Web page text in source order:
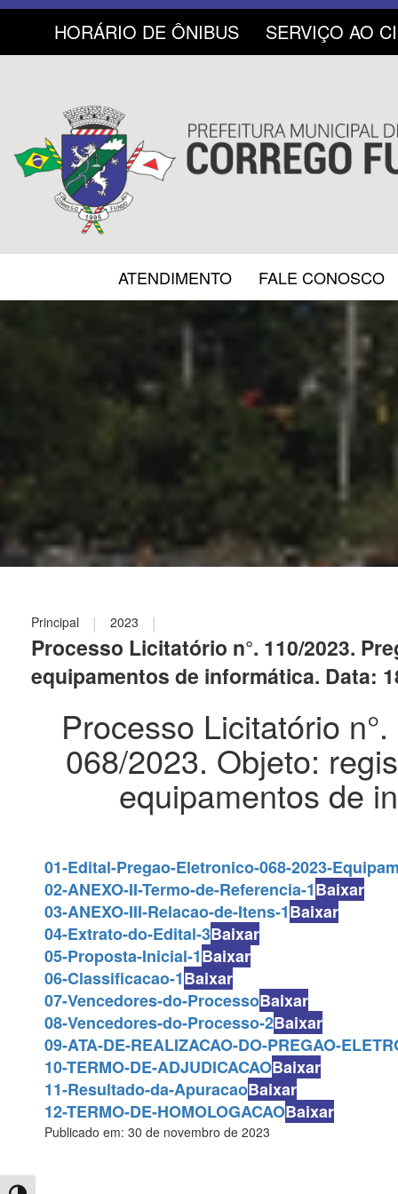
HORÁRIO DE ÔNIBUS SERVIÇO AO
ATENDIMENTO FALE CONOSCO
Principal | 2023 |
Processo Licitatório n°. 110/2023.
equipamentos de informática. Data:
Processo Licitatório
068/2023. Objeto:
equipamentos de
01-Edital-Pregao-Eletronico-068-2023-
02-ANEXO-II-Termo-de-Referencia-1Baixar
03-ANEXO-III-Relacao-de-Itens-1Baixar
04-Extrato-do-Edital-3Baixar
05-Proposta-Inicial-1Baixar
06-Classificacao-1Baixar
07-Vencedores-do-ProcessoBaixar
08-Vencedores-do-Processo-2Baixar
09-ATA-DE-REALIZACAO-DO-PREGAO-
10-TERMO-DE-ADJUDICACAOBaixar
11-Resultado-da-ApuracaoBaixar
12-TERMO-DE-HOMOLOGACAOBaixar
Publicado em: 30 de novembro de 2023